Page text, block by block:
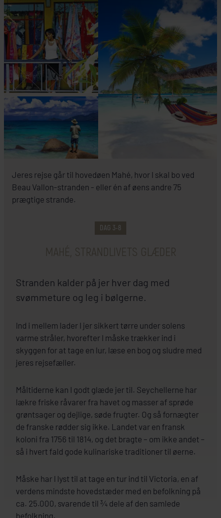
SE HOTEL
Jeres rejse går til hovedøen Mahé, hvor I skal bo ved
Beau Vallon-stranden - eller én af øens andre 75
prægtige strande.
DAG 3-8
MAHÉ, STRANDLIVETS GLÆDER
Stranden kalder på jer hver dag med
svømmeture og leg i bølgerne.
Ind i mellem lader I jer sikkert tørre under solens
varme stråler, hvorefter I måske trækker ind i
skyggen for at tage en lur, læse en bog og sludre med
jeres rejsefæller.
Måltiderne kan I godt glæde jer til. Seychellerne har
lækre friske råvarer fra havet og masser af sprøde
grøntsager og dejlige, søde frugter. Og så fornægter
de franske rødder sig ikke. Landet var en fransk
koloni fra 1756 til 1814, og det bragte – om ikke andet –
så i hvert fald gode kulinariske traditioner til øerne.
Måske har I lyst til at tage en tur ind til Victoria, en af
verdens mindste hovedstæder med en befolkning på
ca. 25.000, svarende til ¾ dele af den samlede
befolkning.